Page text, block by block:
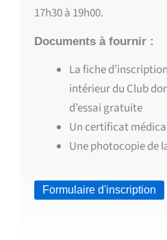
17h30 à 19h00.
Documents à fournir :
La fiche
intérieur du Club
d’essai gratuite
Un certificat
Une photocopie de
Formulaire d'inscription